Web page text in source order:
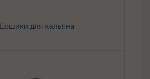
Ершики для кальяна